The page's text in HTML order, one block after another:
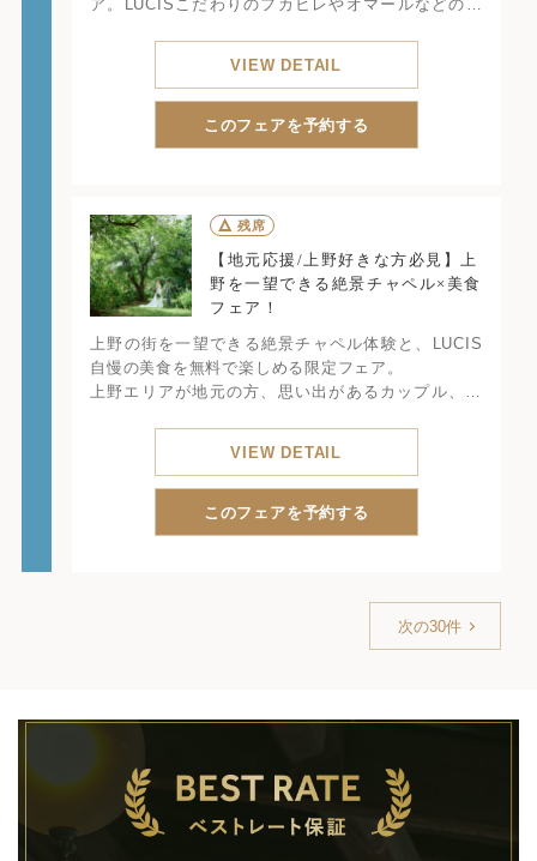
ア。LUCISこだわりのフカヒレやオマールなどの婚
トも当日イメージと一緒に体感できます。
そして“上がり幅がわかる安心見積もり相談”では、見
積もりで差が出やすいポイントや後から増えがちな
項目を丁寧にご説明。費用面の不安を解消しなが
VIEW DETAIL
このフェアを予約する
△ 残席
【地元応援/上野好きな方必見】上
野を一望できる絶景チャペル×美食
フェア！
上野の街を一望できる絶景チャペル体験と、LUCIS
自慢の美食を無料で楽しめる限定フェア。
上野エリアが地元の方、思い出があるカップル、上
りならではの“上野ストーリー”をしっかり形にしま
VIEW DETAIL
このフェアを予約する